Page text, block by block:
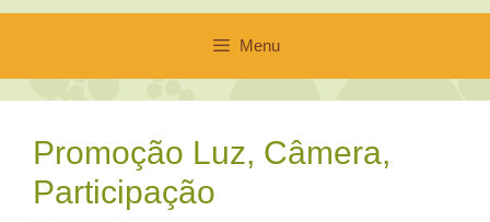
Menu
Promoção Luz, Câmera,
Participação